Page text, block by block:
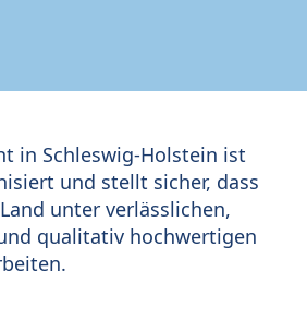
in Schleswig-Holstein ist
und stellt sicher, dass
unter verlässlichen,
qualitativ hochwertigen